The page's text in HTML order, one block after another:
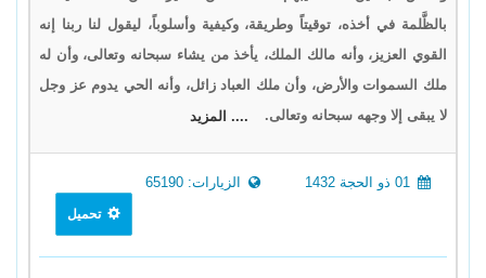
بالظَّلمة في أخذه، توقيتاً وطريقة، وكيفية وأسلوباً، ليقول لنا ربنا إنه
القوي العزيز، وأنه مالك الملك، يأخذ من يشاء سبحانه وتعالى، وأن له
ملك السموات والأرض، وأن ملك العباد زائل، وأنه الحي يدوم عز وجل
لا يبقى إلا وجهه سبحانه وتعالى.
.... المزيد
الزيارات: 65190
تحميل